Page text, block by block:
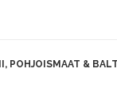
POHJOISMAAT &